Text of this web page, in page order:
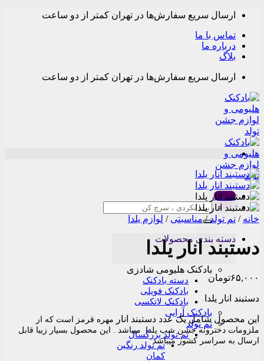
Skip
content
ارسال سریع سفارش‌ها در تهران کمتر از دو ساعت
تماس با ما
درباره ما
بلاگ
ارسال سریع سفارش‌ها در تهران کمتر از دو ساعت
Menu
جستجو
برای:
دسته بندی محصولات
بادکنک هلیومی شادزی
دسته بادکنک
بادکنک فویلی
بادکنک لاتکسی
بادکنک آرایی
تم تولد
تم تولد بزرگسال
تم تولد رنگین
کمان
خانه / تم تولد / مناسبتی / لوازم یلدا
دستبند انار یلدا
۶۵,۰۰۰تومان
دستبند انار یلدا
این محصول شامل یک عدد دستبند انار مهره قرمز است که از
ملزومات دخترونه جشن شب یلدا میباشد . این محصول بسیار زیبا قابل
ارسال به سراسر کشور میباشد